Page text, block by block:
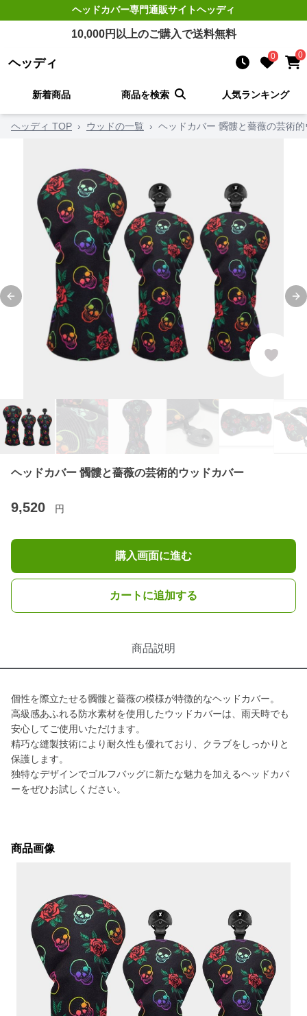
ヘッドカバー専門通販サイトヘッディ
10,000円以上のご購入で送料無料
ヘッディ 0 0
新着商品 商品を検索 人気ランキング
ヘッディ TOP › ウッドの一覧 › ヘッドカバー 髑髏と薔薇の芸術
Previous slide
ヘッドカバー 髑髏と薔薇の芸術的ウッドカバー
9,520 円
購入画面に進む
カートに追加する
商品説明
個性を際立たせる髑髏と薔薇の模様が特徴的なヘッドカバー。
高級感あふれる防水素材を使用したウッドカバーは、雨天時でも
安心してご使用いただけます。
精巧な縫製技術により耐久性も優れており、クラブをしっかりと
保護します。
独特なデザインでゴルフバッグに新たな魅力を加えるヘッドカバ
ーをぜひお試しください。
商品画像